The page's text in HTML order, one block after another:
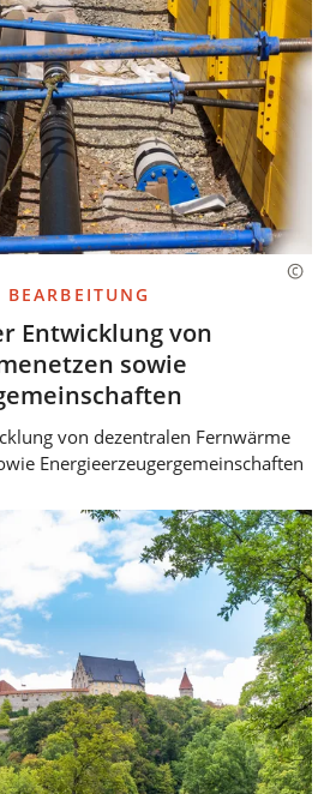
Entwicklung von
sowie
von dezentralen Fernwärme
Energieerzeugergemeinschaften